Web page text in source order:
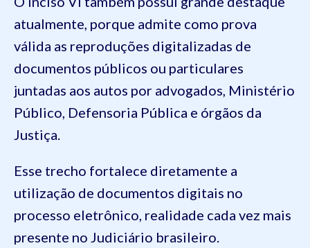
atualmente, porque admite como prova
válida as reproduções digitalizadas de
documentos públicos ou particulares
juntadas aos autos por advogados, Ministério
Público, Defensoria Pública e órgãos da
Justiça.
Esse trecho fortalece diretamente a
utilização de documentos digitais no
processo eletrônico, realidade cada vez mais
presente no Judiciário brasileiro.